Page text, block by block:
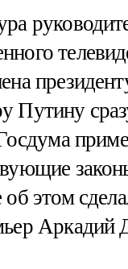
Путину
об этом
Аркадий